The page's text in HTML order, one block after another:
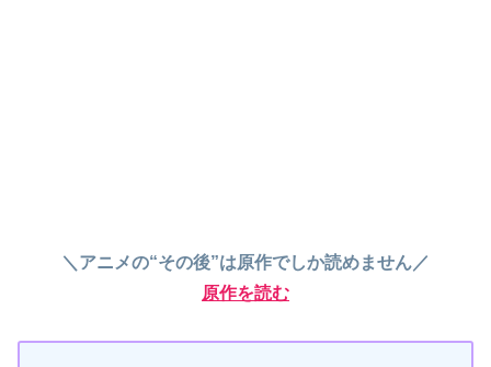
＼アニメの“その後”は原作でしか読めません／
原作を読む